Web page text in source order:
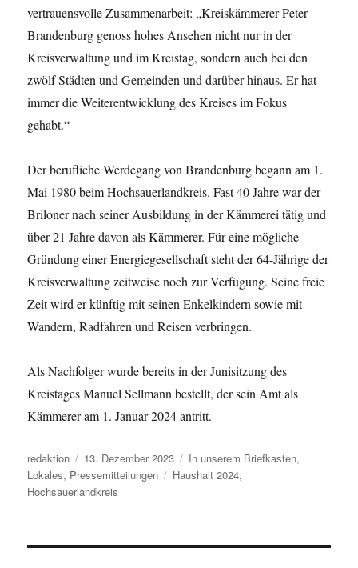
vertrauensvolle Zusammenarbeit: „Kreiskämmerer Peter
Brandenburg genoss hohes Ansehen nicht nur in der
Kreisverwaltung und im Kreistag, sondern auch bei den
zwölf Städten und Gemeinden und darüber hinaus. Er hat
immer die Weiterentwicklung des Kreises im Fokus
gehabt.“
Der berufliche Werdegang von Brandenburg begann am 1.
Mai 1980 beim Hochsauerlandkreis. Fast 40 Jahre war der
Briloner nach seiner Ausbildung in der Kämmerei tätig und
über 21 Jahre davon als Kämmerer. Für eine mögliche
Gründung einer Energiegesellschaft steht der 64-Jährige der
Kreisverwaltung zeitweise noch zur Verfügung. Seine freie
Zeit wird er künftig mit seinen Enkelkindern sowie mit
Wandern, Radfahren und Reisen verbringen.
Als Nachfolger wurde bereits in der Junisitzung des
Kreistages Manuel Sellmann bestellt, der sein Amt als
Kämmerer am 1. Januar 2024 antritt.
Autor
redaktion
Veröffentlicht
am
13. Dezember 2023 Kategorien
In unserem Briefkasten,
Lokales, Pressemitteilungen Schlagwörter
Haushalt 2024,
Hochsauerlandkreis